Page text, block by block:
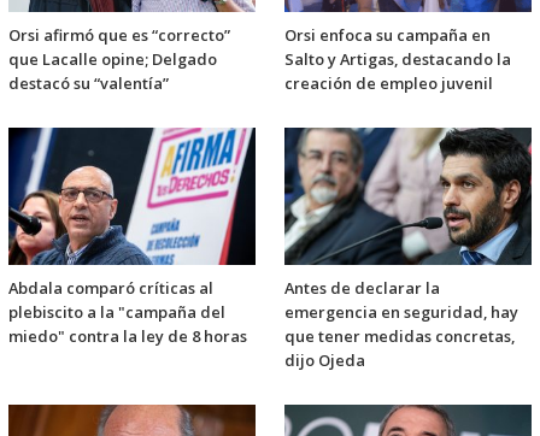
Orsi afirmó que es “correcto”
que Lacalle opine; Delgado
destacó su “valentía”
Orsi enfoca su campaña en
Salto y Artigas, destacando la
creación de empleo juvenil
Abdala comparó críticas al
plebiscito a la "campaña del
miedo" contra la ley de 8 horas
Antes de declarar la
emergencia en seguridad, hay
que tener medidas concretas,
dijo Ojeda